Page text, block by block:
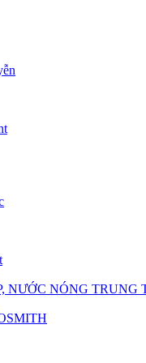
NƯỚC NÓNG TRUNG